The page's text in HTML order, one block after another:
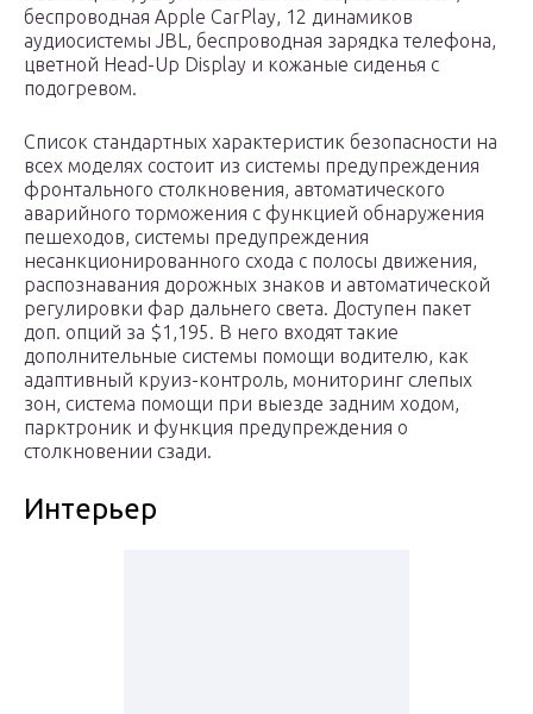
беспроводная Apple CarPlay, 12 динамиков
аудиосистемы JBL, беспроводная зарядка телефона,
цветной Head-Up Display и кожаные сиденья с
подогревом.
Список стандартных характеристик безопасности на
всех моделях состоит из системы предупреждения
фронтального столкновения, автоматического
аварийного торможения с функцией обнаружения
пешеходов, системы предупреждения
несанкционированного схода с полосы движения,
распознавания дорожных знаков и автоматической
регулировки фар дальнего света. Доступен пакет
доп. опций за $1,195. В него входят такие
дополнительные системы помощи водителю, как
адаптивный круиз-контроль, мониторинг слепых
зон, система помощи при выезде задним ходом,
парктроник и функция предупреждения о
столкновении сзади.
Интерьер